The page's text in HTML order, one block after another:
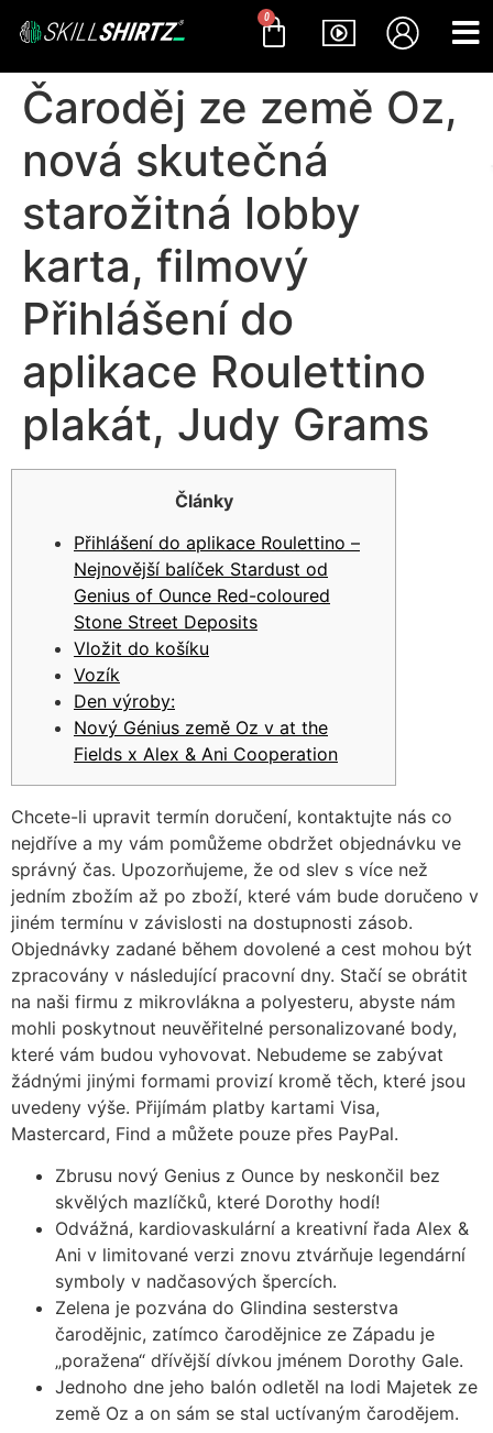
0
Čaroděj ze země Oz,
nová skutečná
starožitná lobby
karta, filmový
Přihlášení do
aplikace Roulettino
plakát, Judy Grams
Články
Přihlášení do aplikace Roulettino –
Nejnovější balíček Stardust od
Genius of Ounce Red-coloured
Stone Street Deposits
Vložit do košíku
Vozík
Den výroby:
Nový Génius země Oz v at the
Fields x Alex & Ani Cooperation
Chcete-li upravit termín doručení, kontaktujte nás co
nejdříve a my vám pomůžeme obdržet objednávku ve
správný čas. Upozorňujeme, že od slev s více než
jedním zbožím až po zboží, které vám bude doručeno v
jiném termínu v závislosti na dostupnosti zásob.
Objednávky zadané během dovolené a cest mohou být
zpracovány v následující pracovní dny. Stačí se obrátit
na naši firmu z mikrovlákna a polyesteru, abyste nám
mohli poskytnout neuvěřitelné personalizované body,
které vám budou vyhovovat. Nebudeme se zabývat
žádnými jinými formami provizí kromě těch, které jsou
uvedeny výše. Přijímám platby kartami Visa,
Mastercard, Find a můžete pouze přes PayPal.
Zbrusu nový Genius z Ounce by neskončil bez
skvělých mazlíčků, které Dorothy hodí!
Odvážná, kardiovaskulární a kreativní řada Alex &
Ani v limitované verzi znovu ztvárňuje legendární
symboly v nadčasových špercích.
Zelena je pozvána do Glindina sesterstva
čarodějnic, zatímco čarodějnice ze Západu je
„poražena“ dřívější dívkou jménem Dorothy Gale.
Jednoho dne jeho balón odletěl na lodi Majetek ze
země Oz a on sám se stal uctívaným čarodějem.